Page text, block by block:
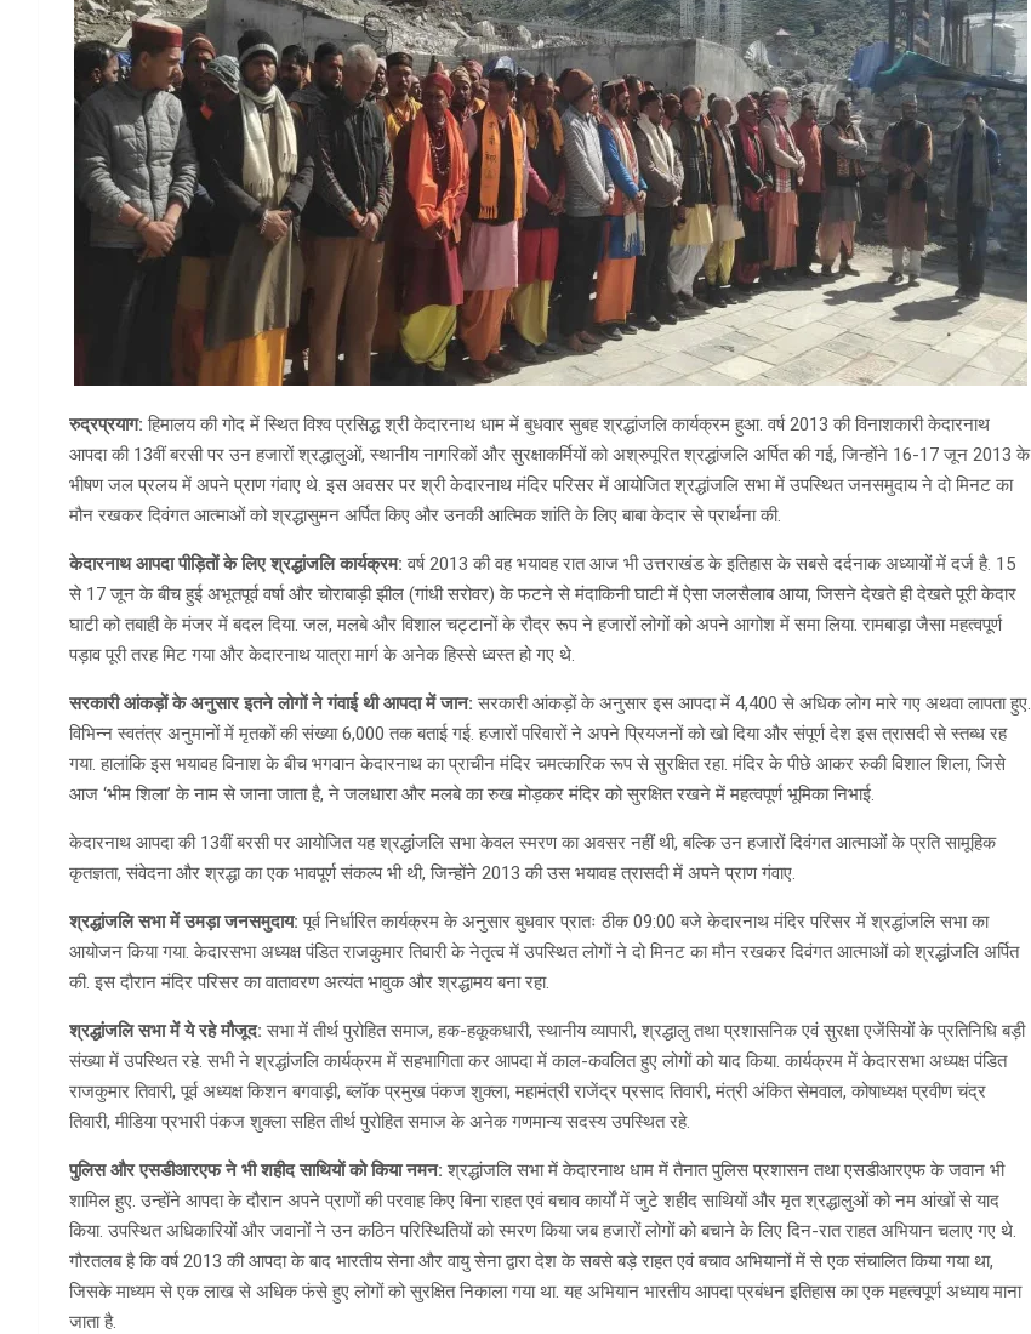
रुद्रप्रयाग:हिमालय की गोद में स्थित विश्व प्रसिद्ध श्री केदारनाथ धाम में बुधवार सुबह श्रद्धांजलि कार्यक्रम हुआ. वर्ष 2013 की विनाशकारी केदारनाथ
आपदा की 13वीं बरसी पर उन हजारों श्रद्धालुओं, स्थानीय नागरिकों और सुरक्षाकर्मियों को अश्रुपूरित श्रद्धांजलि अर्पित की गई, जिन्होंने 16-17 जून 2013 के
भीषण जल प्रलय में अपने प्राण गंवाए थे. इस अवसर पर श्री केदारनाथ मंदिर परिसर में आयोजित श्रद्धांजलि सभा में उपस्थित जनसमुदाय ने दो मिनट का
मौन रखकर दिवंगत आत्माओं को श्रद्धासुमन अर्पित किए और उनकी आत्मिक शांति के लिए बाबा केदार से प्रार्थना की.
केदारनाथ आपदा पीड़ितों के लिए श्रद्धांजलि कार्यक्रम:वर्ष 2013 की वह भयावह रात आज भी उत्तराखंड के इतिहास के सबसे दर्दनाक अध्यायों में दर्ज है. 15
से 17 जून के बीच हुई अभूतपूर्व वर्षा और चोराबाड़ी झील (गांधी सरोवर) के फटने से मंदाकिनी घाटी में ऐसा जलसैलाब आया, जिसने देखते ही देखते पूरी केदार
घाटी को तबाही के मंजर में बदल दिया. जल, मलबे और विशाल चट्टानों के रौद्र रूप ने हजारों लोगों को अपने आगोश में समा लिया. रामबाड़ा जैसा महत्वपूर्ण
पड़ाव पूरी तरह मिट गया और केदारनाथ यात्रा मार्ग के अनेक हिस्से ध्वस्त हो गए थे.
सरकारी आंकड़ों के अनुसार इतने लोगों ने गंवाई थी आपदा में जान: सरकारी आंकड़ों के अनुसार इस आपदा में 4,400 से अधिक लोग मारे गए अथवा लापता हुए.
विभिन्न स्वतंत्र अनुमानों में मृतकों की संख्या 6,000 तक बताई गई. हजारों परिवारों ने अपने प्रियजनों को खो दिया और संपूर्ण देश इस त्रासदी से स्तब्ध रह
गया. हालांकि इस भयावह विनाश के बीच भगवान केदारनाथ का प्राचीन मंदिर चमत्कारिक रूप से सुरक्षित रहा. मंदिर के पीछे आकर रुकी विशाल शिला, जिसे
आज ‘भीम शिला’ के नाम से जाना जाता है, ने जलधारा और मलबे का रुख मोड़कर मंदिर को सुरक्षित रखने में महत्वपूर्ण भूमिका निभाई.
केदारनाथ आपदा की 13वीं बरसी पर आयोजित यह श्रद्धांजलि सभा केवल स्मरण का अवसर नहीं थी, बल्कि उन हजारों दिवंगत आत्माओं के प्रति सामूहिक
कृतज्ञता, संवेदना और श्रद्धा का एक भावपूर्ण संकल्प भी थी, जिन्होंने 2013 की उस भयावह त्रासदी में अपने प्राण गंवाए.
श्रद्धांजलि सभा में उमड़ा जनसमुदाय:पूर्व निर्धारित कार्यक्रम के अनुसार बुधवार प्रातः ठीक 09:00 बजे केदारनाथ मंदिर परिसर में श्रद्धांजलि सभा का
आयोजन किया गया. केदारसभा अध्यक्ष पंडित राजकुमार तिवारी के नेतृत्व में उपस्थित लोगों ने दो मिनट का मौन रखकर दिवंगत आत्माओं को श्रद्धांजलि अर्पित
की. इस दौरान मंदिर परिसर का वातावरण अत्यंत भावुक और श्रद्धामय बना रहा.
श्रद्धांजलि सभा में ये रहे मौजूद:सभा में तीर्थ पुरोहित समाज, हक-हकूकधारी, स्थानीय व्यापारी, श्रद्धालु तथा प्रशासनिक एवं सुरक्षा एजेंसियों के प्रतिनिधि बड़ी
संख्या में उपस्थित रहे. सभी ने श्रद्धांजलि कार्यक्रम में सहभागिता कर आपदा में काल-कवलित हुए लोगों को याद किया. कार्यक्रम में केदारसभा अध्यक्ष पंडित
राजकुमार तिवारी, पूर्व अध्यक्ष किशन बगवाड़ी, ब्लॉक प्रमुख पंकज शुक्ला, महामंत्री राजेंद्र प्रसाद तिवारी, मंत्री अंकित सेमवाल, कोषाध्यक्ष प्रवीण चंद्र
तिवारी, मीडिया प्रभारी पंकज शुक्ला सहित तीर्थ पुरोहित समाज के अनेक गणमान्य सदस्य उपस्थित रहे.
पुलिस और एसडीआरएफ ने भी शहीद साथियों को किया नमन:श्रद्धांजलि सभा में केदारनाथ धाम में तैनात पुलिस प्रशासन तथा एसडीआरएफ के जवान भी
शामिल हुए. उन्होंने आपदा के दौरान अपने प्राणों की परवाह किए बिना राहत एवं बचाव कार्यों में जुटे शहीद साथियों और मृत श्रद्धालुओं को नम आंखों से याद
किया. उपस्थित अधिकारियों और जवानों ने उन कठिन परिस्थितियों को स्मरण किया जब हजारों लोगों को बचाने के लिए दिन-रात राहत अभियान चलाए गए थे.
गौरतलब है कि वर्ष 2013 की आपदा के बाद भारतीय सेना और वायु सेना द्वारा देश के सबसे बड़े राहत एवं बचाव अभियानों में से एक संचालित किया गया था,
जिसके माध्यम से एक लाख से अधिक फंसे हुए लोगों को सुरक्षित निकाला गया था. यह अभियान भारतीय आपदा प्रबंधन इतिहास का एक महत्वपूर्ण अध्याय माना
जाता है.